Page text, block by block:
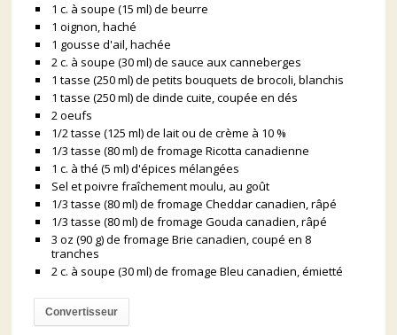
1 c. à soupe (15 ml) de beurre
1 oignon, haché
1 gousse d'ail, hachée
2 c. à soupe (30 ml) de sauce aux canneberges
1 tasse (250 ml) de petits bouquets de brocoli, blanchis
1 tasse (250 ml) de dinde cuite, coupée en dés
2 oeufs
1/2 tasse (125 ml) de lait ou de crème à 10 %
1/3 tasse (80 ml) de fromage Ricotta canadienne
1 c. à thé (5 ml) d'épices mélangées
Sel et poivre fraîchement moulu, au goût
1/3 tasse (80 ml) de fromage Cheddar canadien, râpé
1/3 tasse (80 ml) de fromage Gouda canadien, râpé
3 oz (90 g) de fromage Brie canadien, coupé en 8
tranches
2 c. à soupe (30 ml) de fromage Bleu canadien, émietté
Convertisseur